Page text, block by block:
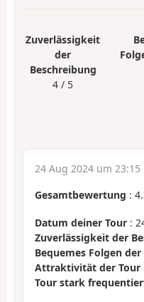
Zuverlässigkeit
der
Beschreibung
4 / 5
24 Aug 2024 um 23:15
Gesamtbewertung :
Datum deiner Tour :
Zuverlässigkeit der
Bequemes Folgen der
Attraktivität der Tour
Tour stark